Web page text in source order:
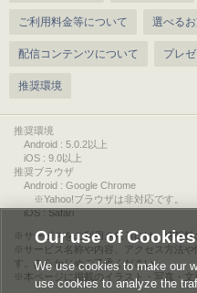
ご利用料金等について 選べる
配信コンテンツについて プレ
推奨環境
推奨環境
Android : 5.0.2以上
iOS : 9.0以上
推奨ブラウザ
Android : Google Chrome
※Yahoo!ブラウザは非対応です。
iOS : Safari
サービスをご利用されるには、情報
サービス名称や内容、アクセス方法
す。あらかじめご了承ください。
本ページに掲載のイラスト・写真・
Our use of Cookies
We use cookies to make our
use cookies to analyze the